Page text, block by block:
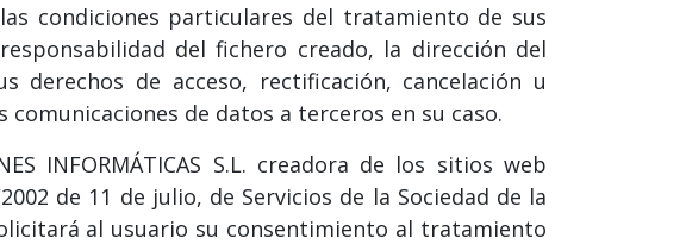
condiciones particulares del tratamiento de sus
del fichero creado, la dirección del
derechos de acceso, rectificación, cancelación u
de datos a terceros en su caso.
INFORMÁTICAS S.L. creadora de los sitios web
de 11 de julio, de Servicios de la Sociedad de la
al usuario su consentimiento al tratamiento